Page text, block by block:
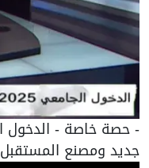
جديد ومصنع المستقبل